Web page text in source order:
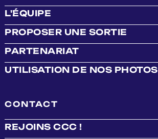
L'ÉQUIPE
PROPOSER UNE SORTIE
PARTENARIAT
UTILISATION DE NOS PHOTOS
CONTACT
REJOINS CCC !